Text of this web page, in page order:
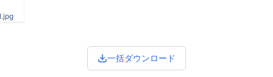
一括ダウンロード